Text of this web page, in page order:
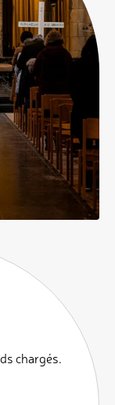
chargés.